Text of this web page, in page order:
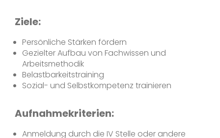
Ziele:
Persönliche Stärken fördern
Gezielter Aufbau von Fachwissen und
Arbeitsmethodik
Belastbarkeitstraining
Sozial- und Selbstkompetenz trainieren
Aufnahmekriterien:
Anmeldung durch die IV Stelle oder andere